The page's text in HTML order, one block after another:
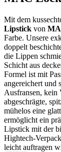
Mit dem
Lipstick von
Farbe. Unsere
doppelt
die Lippen
Schicht aus
Formel ist mit
angereichert und
Ausfransen,
abgeschrägte,
mühelos eine
ermöglicht ein
Lipstick mit der
Hightech-
leicht auftragen